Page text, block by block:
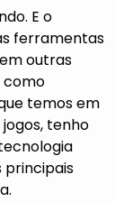
E o
ferramentas
outras
como
temos em
tenho
principais